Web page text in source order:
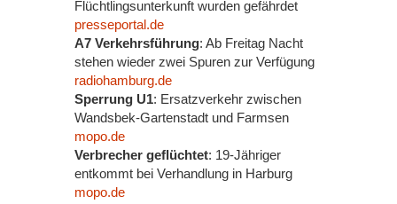
Flüchtlingsunterkunft wurden gefährdet
presseportal.de
A7 Verkehrsführung: Ab Freitag Nacht
stehen wieder zwei Spuren zur Verfügung
radiohamburg.de
Sperrung U1: Ersatzverkehr zwischen
Wandsbek-Gartenstadt und Farmsen
mopo.de
Verbrecher geflüchtet: 19-Jähriger
entkommt bei Verhandlung in Harburg
mopo.de